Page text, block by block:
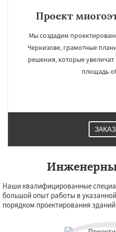
Проект
Мы создадим
Черкизове, грамотные
решения, которые
площадь
Наши квалифицированные
большой опыт работы в
порядком проектирования